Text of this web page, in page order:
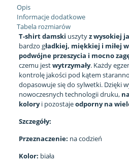
Opis
Informacje dodatkowe
Tabela rozmiarów
T-shirt damski uszytyz wysokiej
bardzo gładkiej, miękkiej i miłej
podwójne przeszycia i mocno
czemu jestwytrzymały. Każdy
kontrolę jakości pod kątem
dopasowuje się do sylwetki. Dzięki
nowoczesnych technologii druku,
koloryi pozostajeodporny na
Szczegóły:
Przeznaczenie: na codzień
Kolor: biała